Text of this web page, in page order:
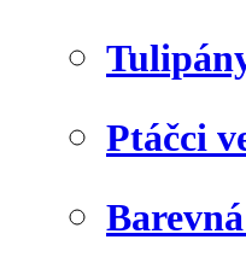
Ptáčci